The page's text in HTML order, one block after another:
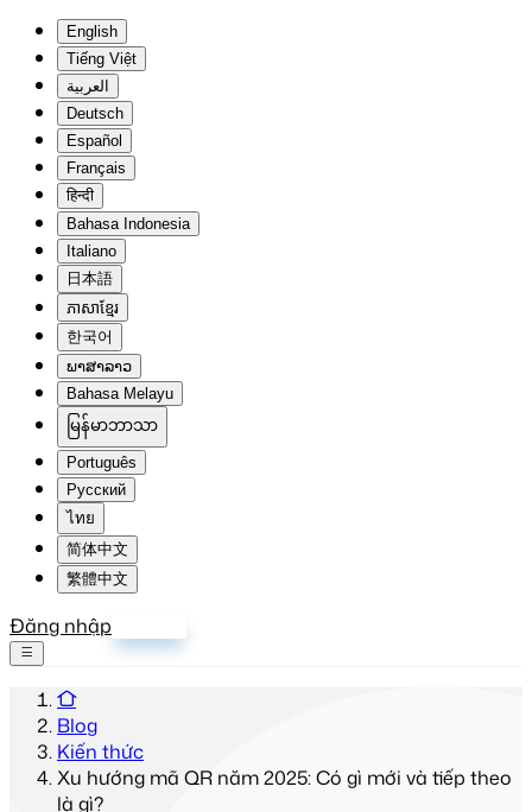
English
Tiếng Việt
العربية
Deutsch
Español
Français
हिन्दी
Bahasa Indonesia
Italiano
日本語
ភាសាខ្មែរ
한국어
ພາສາລາວ
Bahasa Melayu
မြန်မာဘာသာ
Português
Русский
ไทย
简体中文
繁體中文
Đăng nhập
Blog
Kiến thức
Xu hướng mã QR năm 2025: Có gì mới và tiếp theo
là gì?